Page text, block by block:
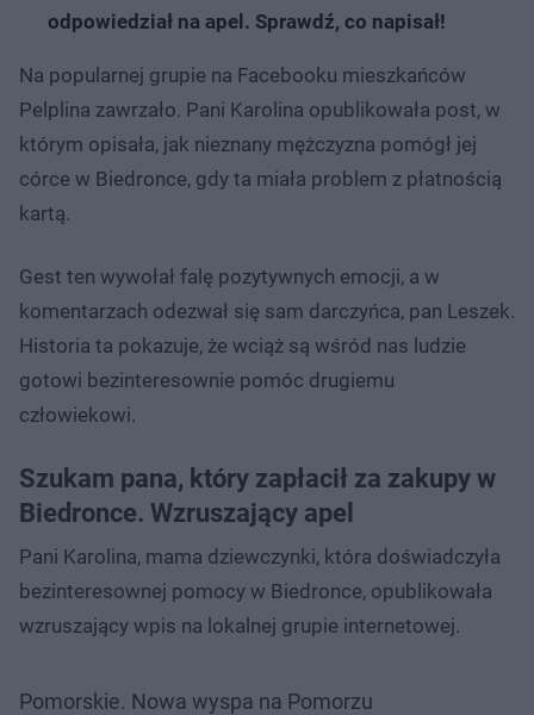
odpowiedział na apel. Sprawdź, co napisał!
Na popularnej grupie na Facebooku mieszkańców
Pelplina zawrzało. Pani Karolina opublikowała post, w
którym opisała, jak nieznany mężczyzna pomógł jej
córce w Biedronce, gdy ta miała problem z płatnością
kartą.
Gest ten wywołał falę pozytywnych emocji, a w
komentarzach odezwał się sam darczyńca, pan Leszek.
Historia ta pokazuje, że wciąż są wśród nas ludzie
gotowi bezinteresownie pomóc drugiemu
człowiekowi.
Szukam pana, który zapłacił za zakupy w
Biedronce. Wzruszający apel
Pani Karolina, mama dziewczynki, która doświadczyła
bezinteresownej pomocy w Biedronce, opublikowała
wzruszający wpis na lokalnej grupie internetowej.
Pomorskie. Nowa wyspa na Pomorzu